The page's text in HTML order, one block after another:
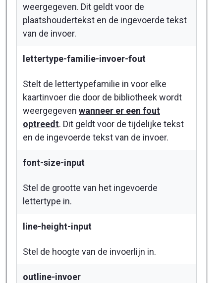
weergegeven. Dit geldt voor de
plaatshoudertekst en de ingevoerde tekst
van de invoer.
lettertype-familie-invoer-fout
Stelt de lettertypefamilie in voor elke
kaartinvoer die door de bibliotheek wordt
weergegeven wanneer er een fout
optreedt. Dit geldt voor de tijdelijke tekst
en de ingevoerde tekst van de invoer.
font-size-input
Stel de grootte van het ingevoerde
lettertype in.
line-height-input
Stel de hoogte van de invoerlijn in.
outline-invoer